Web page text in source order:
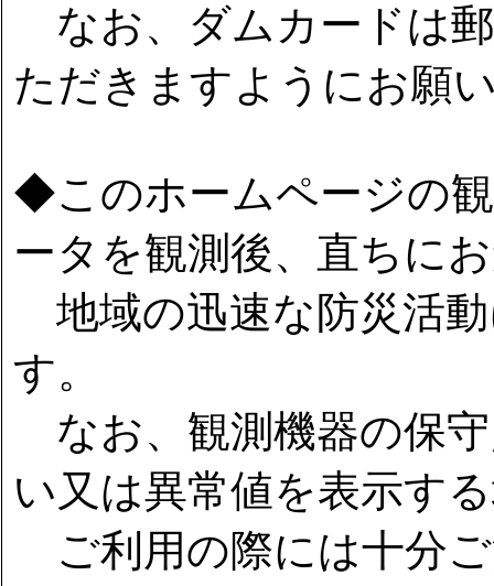
なお、ダムカードは
ただきますようにお願
◆このホームページの
ータを観測後、直ちに
地域の迅速な防災活
す。
なお、観測機器の保
い又は異常値を表示す
ご利用の際には十分